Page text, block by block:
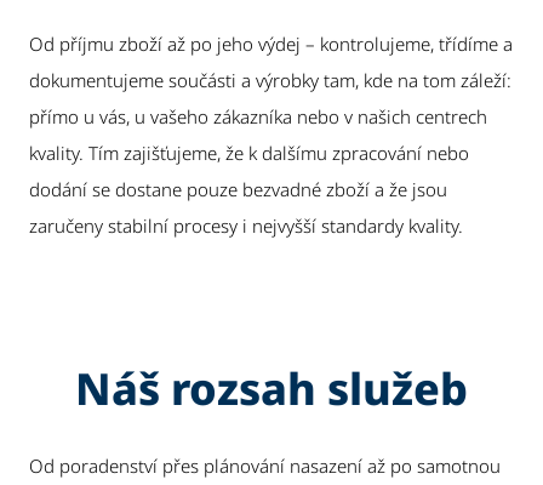
Od příjmu zboží až po jeho výdej – kontrolujeme, třídíme a
dokumentujeme součásti a výrobky tam, kde na tom záleží:
přímo u vás, u vašeho zákazníka nebo v našich centrech
kvality. Tím zajišťujeme, že k dalšímu zpracování nebo
dodání se dostane pouze bezvadné zboží a že jsou
zaručeny stabilní procesy i nejvyšší standardy kvality.
Náš rozsah služeb
Od poradenství přes plánování nasazení až po samotnou